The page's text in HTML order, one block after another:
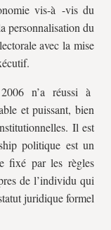
vis-à -vis du
personnalisation du
avec la mise
n’a réussi à
et puissant, bien
Il est
politique est un
fixé par les règles
de l’individu qui
juridique formel